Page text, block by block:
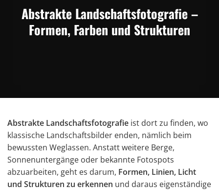
Abstrakte Landschaftsfotografie –
Formen, Farben und Strukturen
Abstrakte Landschaftsfotografie ist dort zu finden, wo
klassische Landschaftsbilder enden, nämlich beim
bewussten Weglassen. Anstatt weitere Berge,
Sonnenuntergänge oder bekannte Fotospots
abzuarbeiten, geht es darum, Formen, Linien, Licht
und Strukturen zu erkennen und daraus eigenständige